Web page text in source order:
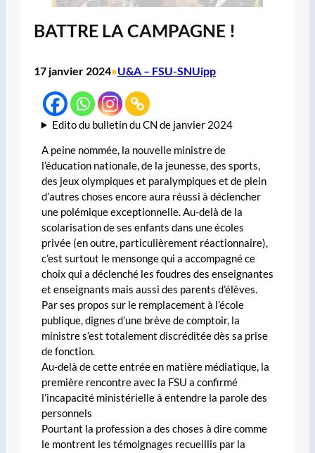
BATTRE LA CAMPAGNE !
17 janvier 2024•U&A – FSU-SNUipp
Edito du bulletin du CN de janvier 2024
A peine nommée, la nouvelle ministre de
l’éducation nationale, de la jeunesse, des sports,
des jeux olympiques et paralympiques et de plein
d’autres choses encore aura réussi à déclencher
une polémique exceptionnelle. Au-delà de la
scolarisation de ses enfants dans une écoles
privée (en outre, particulièrement réactionnaire),
c’est surtout le mensonge qui a accompagné ce
choix qui a déclenché les foudres des enseignantes
et enseignants mais aussi des parents d’élèves.
Par ses propos sur le remplacement à l’école
publique, dignes d’une brève de comptoir, la
ministre s’est totalement discréditée dès sa prise
de fonction.
Au-delà de cette entrée en matière médiatique, la
première rencontre avec la FSU a confirmé
l’incapacité ministérielle à entendre la parole des
personnels
Pourtant la profession a des choses à dire comme
le montrent les témoignages recueillis par la